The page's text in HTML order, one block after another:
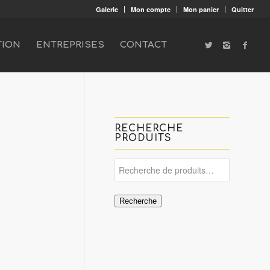
Galerie Mon compte Mon panier Quitter
ENTREPRISES CONTACT
RECHERCHE
PRODUITS
Recherche